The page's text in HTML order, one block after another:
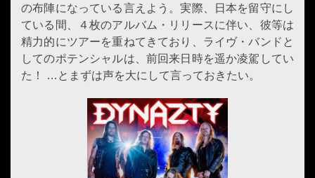
の布陣になっている言えよう。実際、日本を留守にし
ている間、４枚のアルバム・リリースに伴い、彼等は
精力的にツアーを重ねてきており、ライヴ・バンドと
してのポテンシャルは、前回来日時を遥か凌駕してい
た！ …とまずは声を大にして言っておきたい。